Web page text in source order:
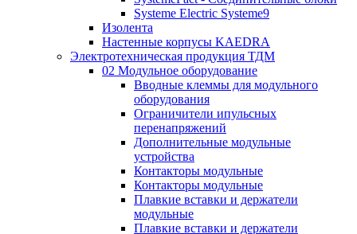
Systeme Electric Systeme9
Изолента
Настенные корпусы KAEDRA
Электротехническая продукция ТДМ
02 Модульное оборудование
Вводные клеммы для модульного
оборудования
Ограничители ипульсных
перенапряжений
Дополнительные модульные
устройства
Контакторы модульные
Контакторы модульные
Плавкие вставки и держатели
модульные
Плавкие вставки и держатели